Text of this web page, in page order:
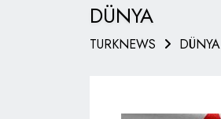
DÜNYA
TURKNEWS DÜNYA